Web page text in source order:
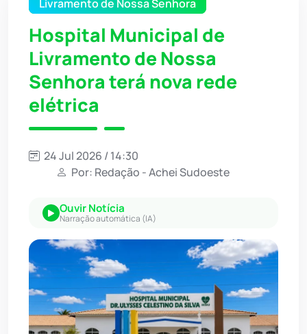
Livramento de Nossa Senhora
Hospital Municipal de
Livramento de Nossa
Senhora terá nova rede
elétrica
24 Jul 2026 / 14:30
Por: Redação - Achei Sudoeste
Ouvir Notícia
Narração automática (IA)